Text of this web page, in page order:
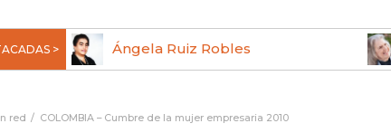
> Ángela Ruiz Robles
red COLOMBIA – Cumbre de la mujer empresaria 2010